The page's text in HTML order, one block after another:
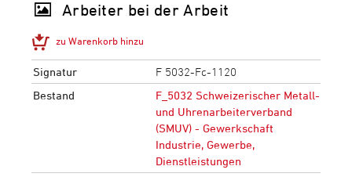
Arbeiter bei der Arbeit
zu Warenkorb hinzu
Signatur
F 5032-Fc-1120
Bestand
F_5032 Schweizerischer Metall-
und Uhrenarbeiterverband
(SMUV) - Gewerkschaft
Industrie, Gewerbe,
Dienstleistungen